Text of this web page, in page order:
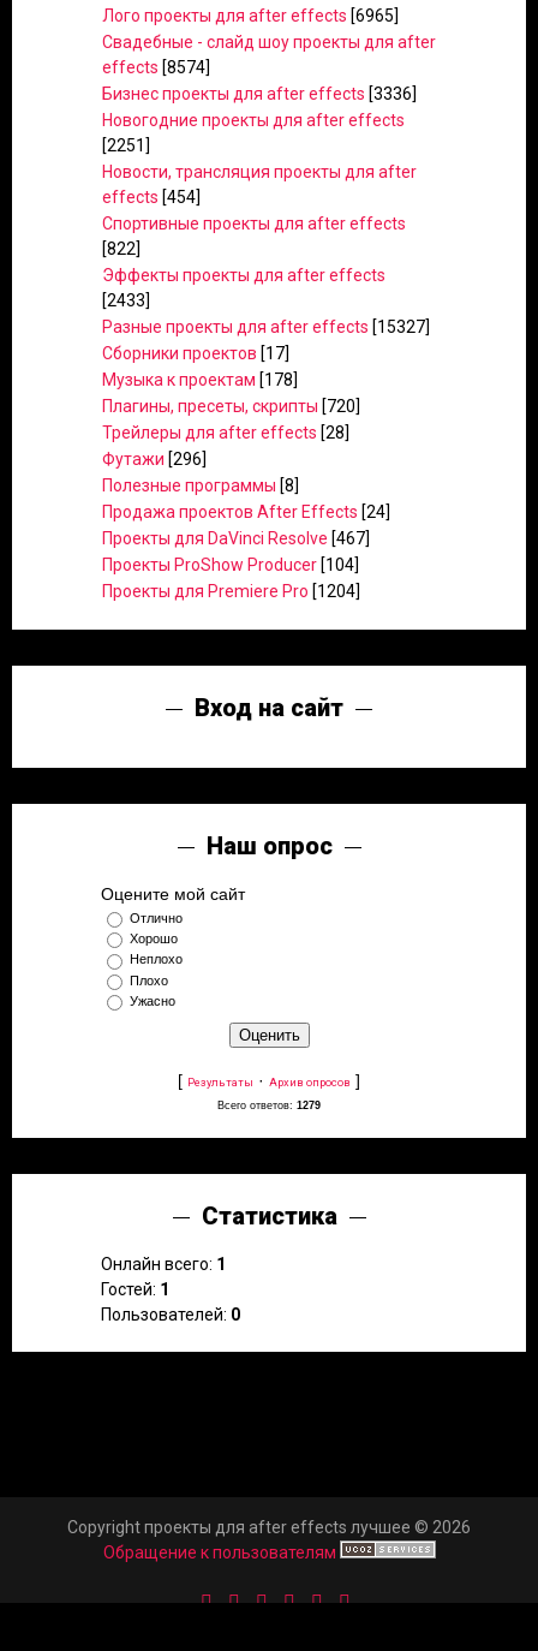
Лого проекты для after effects [6965]
Свадебные - слайд шоу проекты для after
effects [8574]
Бизнес проекты для after effects [3336]
Новогодние проекты для after effects
[2251]
Новости, трансляция проекты для after
effects [454]
Спортивные проекты для after effects
[822]
Эффекты проекты для after effects
[2433]
Разные проекты для after effects [15327]
Сборники проектов [17]
Музыка к проектам [178]
Плагины, пресеты, скрипты [720]
Трейлеры для after effects [28]
Футажи [296]
Полезные программы [8]
Продажа проектов After Effects [24]
Проекты для DaVinci Resolve [467]
Проекты ProShow Producer [104]
Проекты для Premiere Pro [1204]
Вход на сайт
Наш опрос
Оцените мой сайт
Отлично
Хорошо
Неплохо
Плохо
Ужасно
[ Результаты · Архив опросов ]
Всего ответов: 1279
Статистика
Онлайн всего: 1
Гостей: 1
Пользователей: 0
Copyright проекты для after effects лучшее © 2026
Обращение к пользователям